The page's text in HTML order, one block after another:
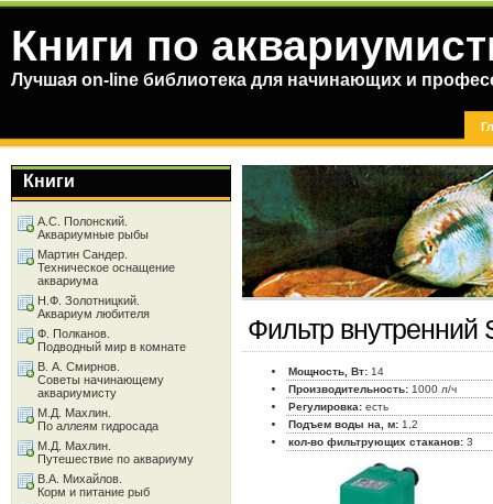
Книги по
Лучшая on-line библиотека для начинающих и
Фильтр внутренний
Мощность, Вт: 14
Производительность: 1000 л/ч
Регулировка: есть
Подъем воды на, м: 1,2
кол-во фильтрующих стаканов: 3
Книги
А.С. Полонский.
Аквариумные рыбы
Мартин Сандер.
Техническое оснащение
аквариума
Н.Ф. Золотницкий.
Аквариум любителя
Ф. Полканов.
Подводный мир в комнате
В. А. Смирнов.
Советы начинающему
аквариумисту
М.Д. Махлин.
По аллеям гидросада
М.Д. Махлин.
Путешествие по аквариуму
В.А. Михайлов.
Корм и питание рыб